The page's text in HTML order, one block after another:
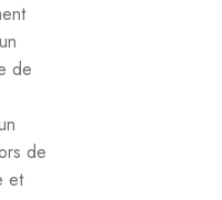
de
de
et